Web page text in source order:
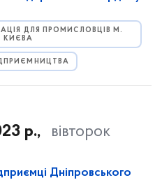
ДЛЯ ПРОМИСЛОВЦІВ М.
КИЄВА
р., вівторок
Дніпровського